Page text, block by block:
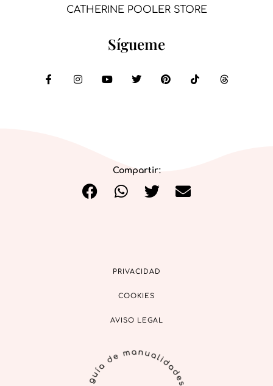
CATHERINE POOLER STORE
Sígueme
Compartir:
PRIVACIDAD
COOKIES
AVISO LEGAL